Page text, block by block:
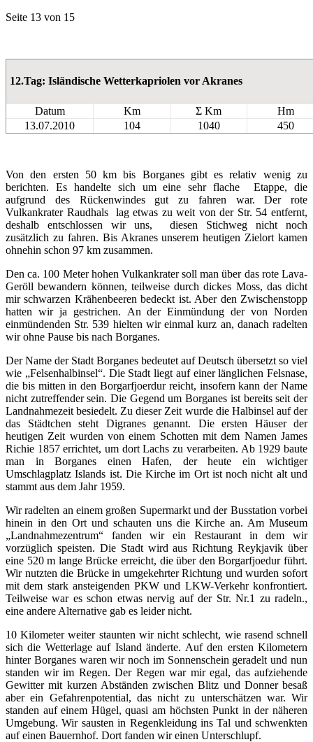
Seite 13 von 15
12.Tag: Isländische Wetterkapriolen vor Akranes
Datum Km Σ Km
Hm
13.07.2010
104 1040 450
Von den ersten 50 km bis Borganes gibt es relativ wenig zu
berichten. Es handelte sich um eine sehr flache Etappe, die
aufgrund des Rückenwindes gut zu fahren war. Der rote
Vulkankrater Raudhals lag etwas zu weit von der Str. 54 entfernt,
deshalb entschlossen wir uns, diesen Stichweg nicht noch
zusätzlich zu fahren. Bis Akranes unserem heutigen Zielort kamen
ohnehin schon 97 km zusammen.
Den ca. 100 Meter hohen Vulkankrater soll man über das rote Lava-
Geröll bewandern können, teilweise durch dickes Moss, das dicht
mir schwarzen Krähenbeeren bedeckt ist. Aber den Zwischenstopp
hatten wir ja gestrichen. An der Einmündung der von Norden
einmündenden Str. 539 hielten wir einmal kurz an, danach radelten
wir ohne Pause bis nach Borganes.
Der Name der Stadt Borganes bedeutet auf Deutsch übersetzt so viel
wie „Felsenhalbinsel“. Die Stadt liegt auf einer länglichen Felsnase,
die bis mitten in den Borgarfjoerdur reicht, insofern kann der Name
nicht zutreffender sein. Die Gegend um Borganes ist bereits seit der
Landnahmezeit besiedelt. Zu dieser Zeit wurde die Halbinsel auf der
das Städtchen steht Digranes genannt. Die ersten Häuser der
heutigen Zeit wurden von einem Schotten mit dem Namen James
Richie 1857 errichtet, um dort Lachs zu verarbeiten. Ab 1929 baute
man in Borganes einen Hafen, der heute ein wichtiger
Umschlagplatz Islands ist. Die Kirche im Ort ist noch nicht alt und
stammt aus dem Jahr 1959.
Wir radelten an einem großen Supermarkt und der Busstation vorbei
hinein in den Ort und schauten uns die Kirche an. Am Museum
„Landnahmezentrum“ fanden wir ein Restaurant in dem wir
vorzüglich speisten. Die Stadt wird aus Richtung Reykjavik über
eine 520 m lange Brücke erreicht, die über den Borgarfjoedur führt.
Wir nutzten die Brücke in umgekehrter Richtung und wurden sofort
mit dem stark ansteigenden PKW und LKW-Verkehr konfrontiert.
Teilweise war es schon etwas nervig auf der Str. Nr.1 zu radeln.,
eine andere Alternative gab es leider nicht.
10 Kilometer weiter staunten wir nicht schlecht, wie rasend schnell
sich die Wetterlage auf Island änderte. Auf den ersten Kilometern
hinter Borganes waren wir noch im Sonnenschein geradelt und nun
standen wir im Regen. Der Regen war mir egal, das aufziehende
Gewitter mit kurzen Abständen zwischen Blitz und Donner besaß
aber ein Gefahrenpotential, das nicht zu unterschätzen war. Wir
standen auf einem Hügel, quasi am höchsten Punkt in der näheren
Umgebung. Wir sausten in Regenkleidung ins Tal und schwenkten
auf einen Bauernhof. Dort fanden wir einen Unterschlupf.